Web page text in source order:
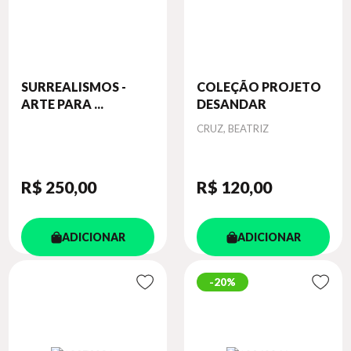
SURREALISMOS -
ARTE PARA ...
R$ 250,00
ADICIONAR
COLEÇÃO PROJETO
DESANDAR
Autor
CRUZ, BEATRIZ
R$ 120,00
ADICIONAR
20%